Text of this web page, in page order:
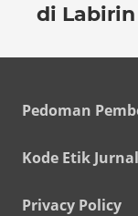
di
Pedoman
Kode Etik
Privacy Policy